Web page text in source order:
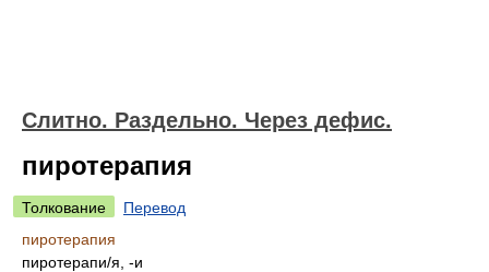
Слитно. Раздельно. Через дефис.
пиротерапия
Толкование
Перевод
пиротерапия
пиротерапи/я, -и